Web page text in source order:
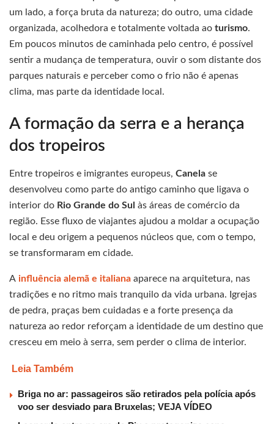
um lado, a força bruta da natureza; do outro, uma cidade
organizada, acolhedora e totalmente voltada ao turismo.
Em poucos minutos de caminhada pelo centro, é possível
sentir a mudança de temperatura, ouvir o som distante dos
parques naturais e perceber como o frio não é apenas
clima, mas parte da identidade local.
A formação da serra e a herança
dos tropeiros
Entre tropeiros e imigrantes europeus, Canela se
desenvolveu como parte do antigo caminho que ligava o
interior do Rio Grande do Sul às áreas de comércio da
região. Esse fluxo de viajantes ajudou a moldar a ocupação
local e deu origem a pequenos núcleos que, com o tempo,
se transformaram em cidade.
A influência alemã e italiana aparece na arquitetura, nas
tradições e no ritmo mais tranquilo da vida urbana. Igrejas
de pedra, praças bem cuidadas e a forte presença da
natureza ao redor reforçam a identidade de um destino que
cresceu em meio à serra, sem perder o clima de interior.
Leia Também
Briga no ar: passageiros são retirados pela polícia após
voo ser desviado para Bruxelas; VEJA VÍDEO